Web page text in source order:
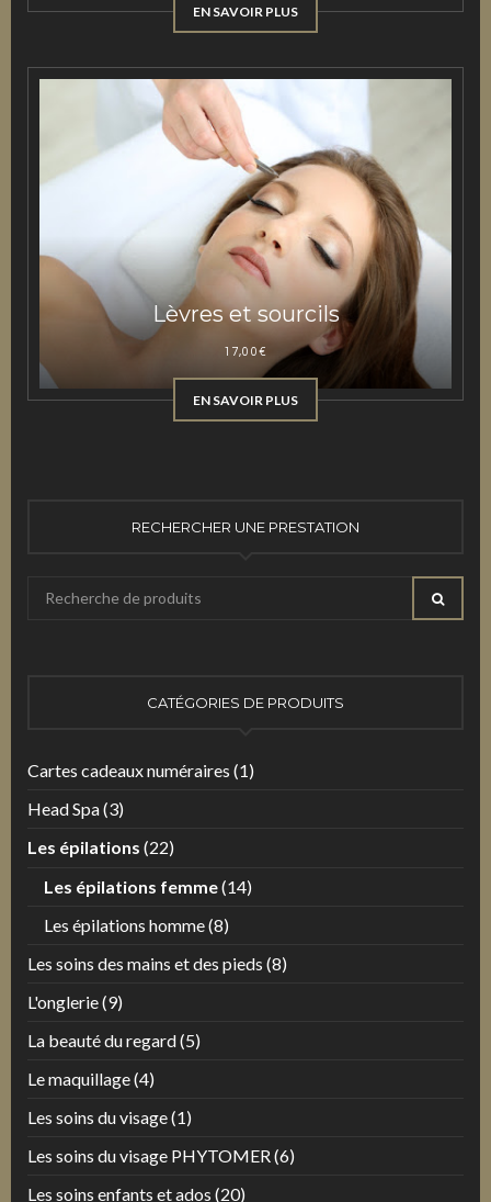
EN SAVOIR PLUS
Lèvres et sourcils
17,00€
EN SAVOIR PLUS
RECHERCHER UNE PRESTATION
Recherche
CATÉGORIES DE PRODUITS
Cartes cadeaux numéraires (1)
Head Spa(3)
Les épilations (22)
Les épilations femme(14)
Les épilations homme(8)
Les soins des mains et des pieds (8)
L'onglerie(9)
La beauté du regard(5)
Le maquillage(4)
Les soins du visage(1)
Les soins du visage PHYTOMER(6)
Les soins enfants et ados (20)